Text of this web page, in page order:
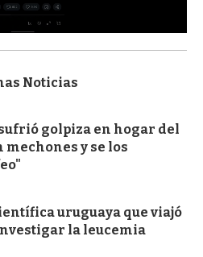
Noticias
golpiza en hogar del
y se los
uruguaya que viajó
la leucemia